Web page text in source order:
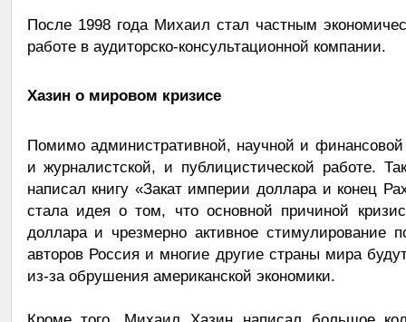
После 1998 года Михаил стал частным
работе в аудиторско-консультационной компании.
Хазин о мировом кризисе
Помимо административной, научной и
и журналистской, и публицистической работе.
написал книгу «Закат империи доллара и конец
стала идея о том, что основной причиной
доллара и чрезмерно активное стимулирование
авторов Россия и многие другие страны мира
из-за обрушения американской экономики.